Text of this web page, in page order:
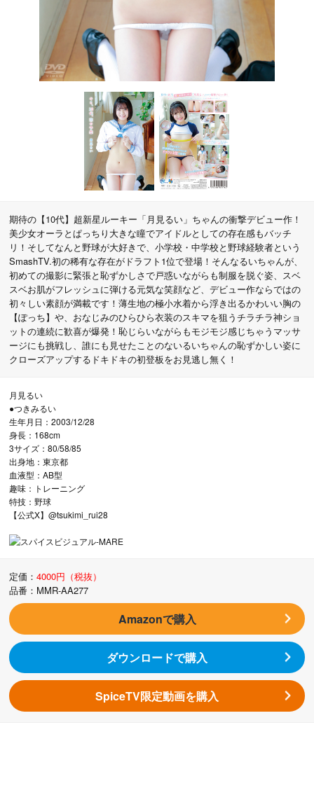
期待の【10代】超新星ルーキー「月見るい」ちゃんの衝撃デビュー作！
美少女オーラとぱっちり大きな瞳でアイドルとしての存在感もバッチ
リ！そしてなんと野球が大好きで、小学校・中学校と野球経験者という
SmashTV.初の稀有な存在がドラフト1位で登場！そんなるいちゃんが、
初めての撮影に緊張と恥ずかしさで戸惑いながらも制服を脱ぐ姿、スベ
スベお肌がフレッシュに弾ける元気な笑顔など、デビュー作ならではの
初々しい素顔が満載です！薄生地の極小水着から浮き出るかわいい胸の
【ぽっち】や、おなじみのひらひら衣装のスキマを狙うチラチラ神ショ
ットの連続に歓喜が爆発！恥じらいながらもモジモジ感じちゃうマッサ
ージにも挑戦し、誰にも見せたことのないるいちゃんの恥ずかしい姿に
クローズアップするドキドキの初登板をお見逃し無く！
月見るい
●つきみるい
生年月日：2003/12/28
身長：168cm
3サイズ：80/58/85
出身地：東京都
血液型：AB型
趣味：トレーニング
特技：野球
【公式X】@tsukimi_rui28
定価：4000円（税抜）
品番：MMR-AA277
Amazonで購入
ダウンロードで購入
SpiceTV限定動画を購入